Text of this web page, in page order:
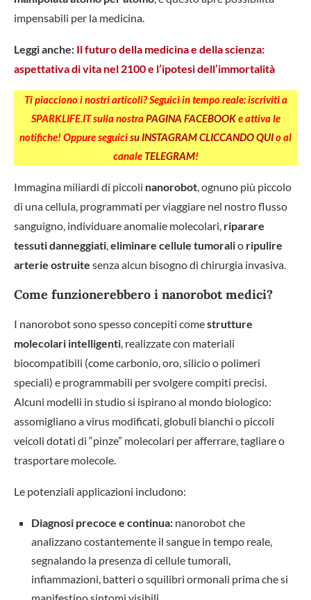
impensabili per la medicina.
Leggi anche: Il futuro della medicina e della scienza:
aspettativa di vita nel 2100 e l’ipotesi dell’immortalità
Ti piacciono i nostri articoli? Seguici in tempo reale: iscriviti a
SPARKLIFE.IT sulla nostraPAGINA FACEBOOKe attiva le
notifiche! Oppure seguicisu INSTAGRAM CLICCANDO QUIo al
canale TELEGRAM!
Immagina miliardi di piccoli nanorobot, ognuno più piccolo
di una cellula, programmati per viaggiare nel nostro flusso
sanguigno, individuare anomalie molecolari, riparare
tessuti danneggiati,eliminare cellule tumoralio ripulire
arterie ostruite senza alcun bisogno di chirurgia invasiva.
Come funzionerebbero i nanorobot medici?
I nanorobot sono spesso concepiti comestrutture
molecolari intelligenti, realizzate con materiali
biocompatibili (come carbonio, oro, silicio o polimeri
speciali) e programmabili per svolgere compiti precisi.
Alcuni modelli in studio si ispirano al mondo biologico:
assomigliano a virus modificati, globuli bianchi o piccoli
veicoli dotati di “pinze” molecolari per afferrare, tagliare o
trasportare molecole.
Le potenziali applicazioni includono:
Diagnosi precoce e continua: nanorobot che
analizzano costantemente il sangue in tempo reale,
segnalando la presenza di cellule tumorali,
infiammazioni, batteri o squilibri ormonali prima che si